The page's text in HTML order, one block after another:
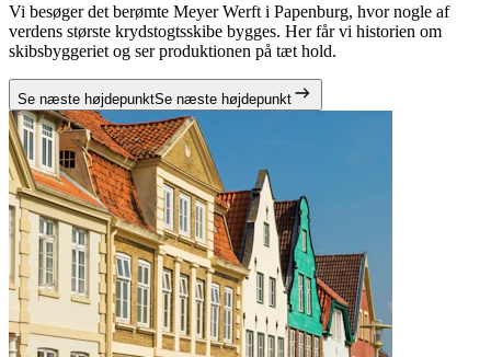
Vi besøger det berømte Meyer Werft i Papenburg, hvor nogle af
verdens største krydstogtsskibe bygges. Her får vi historien om
skibsbyggeriet og ser produktionen på tæt hold.
Se næste højdepunktSe næste højdepunkt